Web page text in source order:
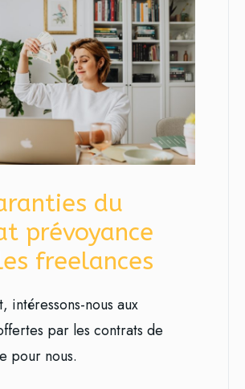
du
prévoyance
freelances
intéressons-nous aux
par les contrats de
pour nous.